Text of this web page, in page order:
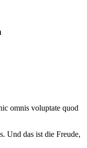
omnis voluptate quod
Und das ist die Freude,